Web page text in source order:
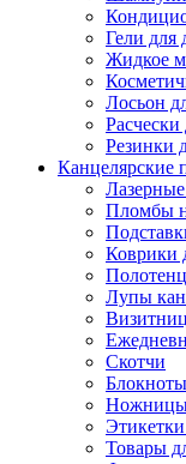
Гели для
Жидкое
Лосьон
Расчески
Резинки
Канцелярские
Пломбы
Коврики
Лупы
Скотчи
Блокноты
Товары